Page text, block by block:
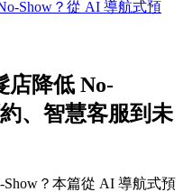
店降低 No-
、智慧客服到未
？本篇從 AI 導航式預